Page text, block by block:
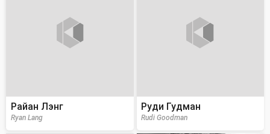
Райан Лэнг
Ryan Lang
Руди Гудман
Rudi Goodman